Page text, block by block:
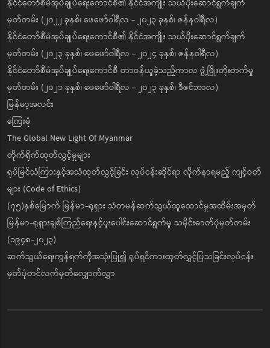
နိုင်ငံတော်စီမံအုပ်ချုပ်ရေးကောင်စီ၏ နိုင်ငံအကျိုး သယ်ပိုးဆောင်ရွက်ချက်
မှတ်တမ်း (၂၀၂၂ ခုနှစ်၊ ဖေဖော်ဝါရီလ - ၂၀၂၃ ခုနှစ်၊ ဇန်နဝါရီလ)
နိုင်ငံတော်စီမံအုပ်ချုပ်ရေးကောင်စီ၏ နိုင်ငံအကျိုး သယ်ပိုးဆောင်ရွက်ချက်
မှတ်တမ်း (၂၀၂၃ ခုနှစ်၊ ဖေဖော်ဝါရီလ - ၂၀၂၄ ခုနှစ်၊ ဇန်နဝါရီလ)
နိုင်ငံတော်စီမံအုပ်ချုပ်ရေးကောင်စီ တာဝန်ယူခဲ့သည့်ကာလ ဖွံ့ဖြိုးတိုးတက်မှု
မှတ်တမ်း (၂၀၂၁ ခုနှစ်၊ ဖေဖော်ဝါရီလ - ၂၀၂၃ ခုနှစ်၊ ဒီဇင်ဘာလ)
မြန်မာ့အလင်း
ကြေးမုံ
The Global New Light Of Myanmar
တိုက်ရိုက်ထုတ်လွှင့်မှုများ
ရုပ်မြင်သံကြားနှင့်အသံထုတ်လွှင့်ခြင်း လုပ်ငန်းဆိုင်ရာ လိုက်နာရမည့် ကျင့်ဝတ်
များ (Code of Ethics)
(၇၅)နှစ်မြောက် မြန်မာ-ရုရှား သံတမန်ဆက်သွယ်ထူထောင်မှုအထိမ်းအမှတ်
မြန်မာ-ရုရှားချစ်ကြည်ရေးနှင့်ပူးပေါင်းဆောင်ရွက်မှု သမိုင်းဓာတ်ပုံမှတ်တမ်း
(၁၉၄၈-၂၀၂၃)
ဆက်သွယ်ရေးကွန်ရက်ကိုအသုံးပြု၍ ရုပ်ရှင်ကားထုတ်လွှင့်ပြသခြင်းလုပ်ငန်း
မှတ်ပုံတင်လက်မှတ်လျှောက်လွှာ